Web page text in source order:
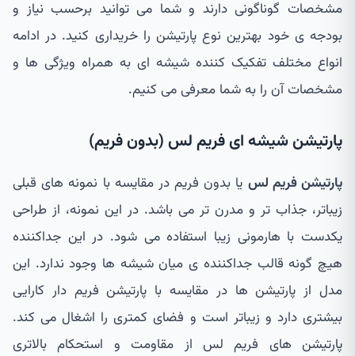
مشخصات گوناگونی دارند و شما می توانید برحسب نیاز و
بودجه ی خود بهترین نوع پارتیشن را خریداری کنید. در ادامه
انواع مختلف تفکیک کننده شیشه ای به همراه ویژگی ها و
مشخصات آن را به شما معرفی می کنیم.
پارتیشن شیشه ای فریم لس (بدون فریم)
پارتیشن فریم لس یا بدون فریم در مقایسه با نمونه های قبلی
زیباتر، جذاب تر و مدرن تر می باشد. در این نمونه، از طراحی
یکدست با هارمونی زیبا استفاده می شود. در این جداکننده
هیچ گونه قالب جداکننده ی میان شیشه ها وجود ندارد. این
مدل از پارتیشن ها در مقایسه با پارتیشن فریم دار کارایی
بیشتری دارد و زیباتر است و فضای کمتری را اشغال می کند.
پارتیشن های فریم لس از مقاومت و استحکام بالاتری